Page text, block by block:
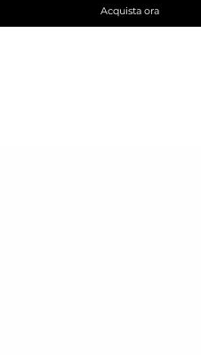
Acquista ora